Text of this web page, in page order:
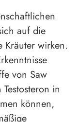
auf die
Kräuter wirken.
von Saw
in
können,